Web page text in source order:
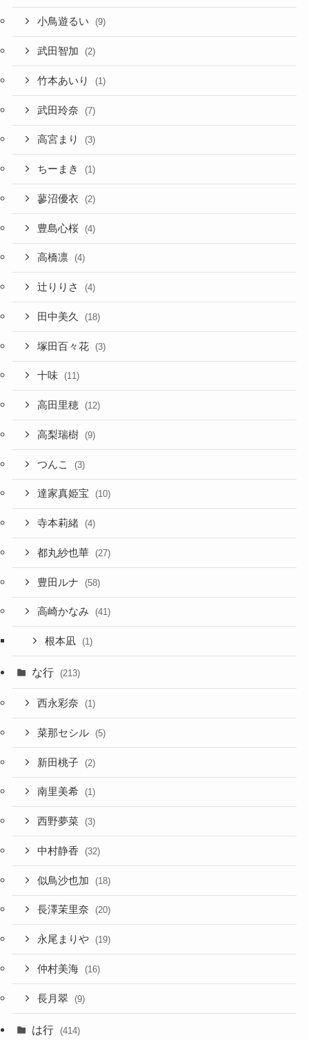
小鳥遊るい (9)
武田智加 (2)
竹本あいり (1)
武田玲奈 (7)
高宮まり (3)
ちーまき (1)
蓼沼優衣 (2)
豊島心桜 (4)
高橋凛 (4)
辻りりさ (4)
田中美久 (18)
塚田百々花 (3)
十味 (11)
高田里穂 (12)
高梨瑞樹 (9)
つんこ (3)
達家真姫宝 (10)
寺本莉緒 (4)
都丸紗也華 (27)
豊田ルナ (58)
高崎かなみ (41)
根本凪 (1)
な行 (213)
西永彩奈 (1)
菜那セシル (5)
新田桃子 (2)
南里美希 (1)
西野夢菜 (3)
中村静香 (32)
似鳥沙也加 (18)
長澤茉里奈 (20)
永尾まりや (19)
仲村美海 (16)
長月翠 (9)
は行 (414)